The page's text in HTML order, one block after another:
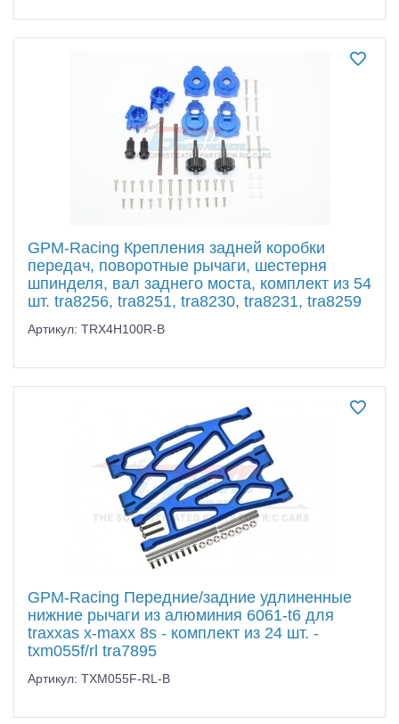
GPM-Racing Крепления задней коробки
передач, поворотные рычаги, шестерня
шпинделя, вал заднего моста, комплект из 54
шт. tra8256, tra8251, tra8230, tra8231, tra8259
Артикул: TRX4H100R-B
GPM-Racing Передние/задние удлиненные
нижние рычаги из алюминия 6061-t6 для
traxxas x-maxx 8s - комплект из 24 шт. -
txm055f/rl tra7895
Артикул: TXM055F-RL-B